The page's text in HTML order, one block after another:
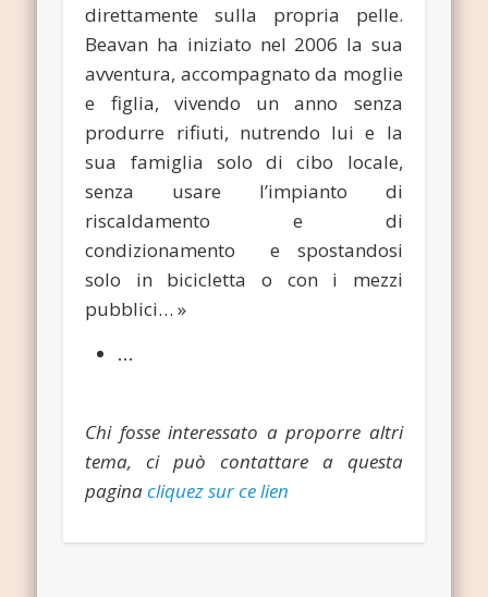
direttamente sulla propria pelle.
Beavan ha iniziato nel 2006 la sua
avventura, accompagnato da moglie
e figlia, vivendo un anno senza
produrre rifiuti, nutrendo lui e la
sua famiglia solo di cibo locale,
senza usare l’impianto di
riscaldamento e di
condizionamento e spostandosi
solo in bicicletta o con i mezzi
pubblici… »
…
Chi fosse interessato a proporre altri
tema, ci può contattare a questa
paginacliquez sur ce lien